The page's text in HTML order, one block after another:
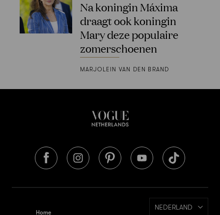
Na koningin Máxima
draagt ook koningin
Mary deze populaire
zomerschoenen
MARJOLEIN VAN DEN BRAND
Home
NEDERLAND